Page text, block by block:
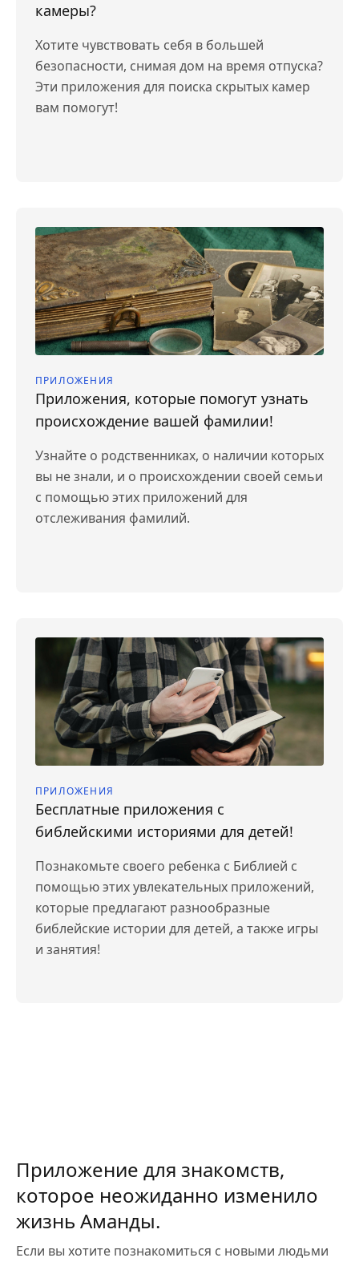
камеры?
Хотите чувствовать себя в большей
безопасности, снимая дом на время отпуска?
Эти приложения для поиска скрытых камер
вам помогут!
ПРИЛОЖЕНИЯ
Приложения, которые помогут узнать
происхождение вашей фамилии!
Узнайте о родственниках, о наличии которых
вы не знали, и о происхождении своей семьи
с помощью этих приложений для
отслеживания фамилий.
ПРИЛОЖЕНИЯ
Бесплатные приложения с
библейскими историями для детей!
Познакомьте своего ребенка с Библией с
помощью этих увлекательных приложений,
которые предлагают разнообразные
библейские истории для детей, а также игры
и занятия!
Приложение для знакомств,
которое неожиданно изменило
жизнь Аманды.
Если вы хотите познакомиться с новыми людьми